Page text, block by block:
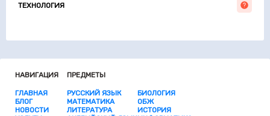
ТЕХНОЛОГИЯ
НАВИГАЦИЯ
ГЛАВНАЯ
БЛОГ
НОВОСТИ
ПРЕДМЕТЫ
РУССКИЙ ЯЗЫК
МАТЕМАТИКА
ЛИТЕРАТУРА
БИОЛОГИЯ
ОБЖ
ИСТОРИЯ